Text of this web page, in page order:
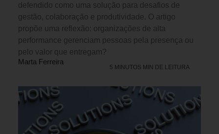
defendido como uma solução para desafios de
gestão, colaboração e produtividade. O artigo
propõe uma reflexão: organizações de alta
performance gerenciam pessoas pela presença ou
pelo valor que entregam?
Marta Ferreira
5 MINUTOS MIN DE LEITURA